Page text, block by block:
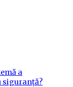
a
siguranță?